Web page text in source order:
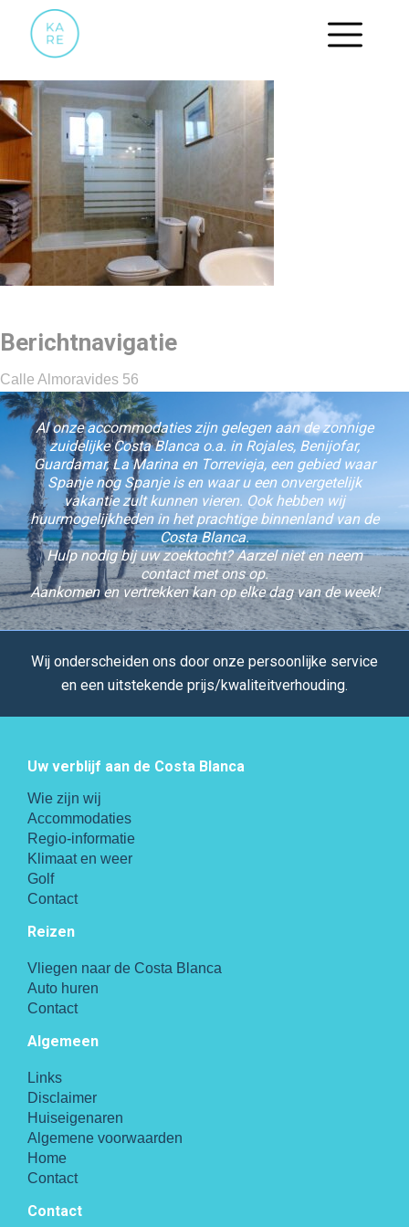
Berichtnavigatie
Calle Almoravides 56
Al onze accommodaties zijn gelegen aan de zonnige
zuidelijke Costa Blanca o.a. in Rojales, Benijofar,
Guardamar, La Marina en Torrevieja, een gebied waar
Spanje nog Spanje is en waar u een onvergetelijk
vakantie zult kunnen vieren. Ook hebben wij
huurmogelijkheden in het prachtige binnenland van de
Costa Blanca.
Hulp nodig bij uw zoektocht? Aarzel niet en neem
contact met ons op.
Aankomen en vertrekken kan op elke dag van de week!
Wij onderscheiden ons door onze persoonlijke service
en een uitstekende prijs/kwaliteitverhouding.
Uw verblijf aan de Costa Blanca
Wie zijn wij
Accommodaties
Regio-informatie
Klimaat en weer
Golf
Contact
Reizen
Vliegen naar de Costa Blanca
Auto huren
Contact
Algemeen
Links
Disclaimer
Huiseigenaren
Algemene voorwaarden
Home
Contact
Contact